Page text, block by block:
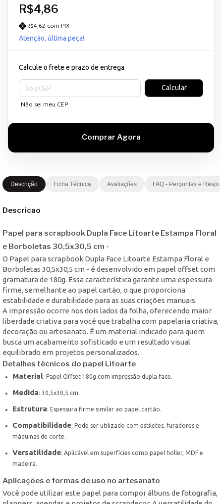
R$4,86
R$4,62 com PIX
Atenção, última peça!
Calcule o frete e prazo de entrega
Entregas para o CEP:
Calcular
Não sei meu CEP
Descrição Ficha Técnica Avaliações FAQ - Perguntas e
Descricao
Papel para scrapbook Dupla Face Litoarte Estampa Floral
e Borboletas 30,5x30,5 cm -
O Papel para scrapbook Dupla Face Litoarte Estampa Floral e
Borboletas 30,5x30,5 cm - é desenvolvido em papel offset com
gramatura de 180g. Essa característica garante uma espessura
firme, semelhante ao papel cartão, o que proporciona
estabilidade e durabilidade para as suas criações manuais.
A impressão ocorre nos dois lados da folha, oferecendo maior
liberdade criativa para você que trabalha com papelaria criativa,
decoração ou artesanato. É um material indicado para quem
busca um acabamento sofisticado e um resultado visual
equilibrado em projetos personalizados.
Detalhes técnicos do papel Litoarte
Material: Papel Offset 180g com impressão dupla face.
Medida: 30,5x30,5 cm.
Estrutura: Espessura firme similar ao papel cartão.
Compatibilidade: Pode ser utilizado com estiletes, furadores e
máquinas de corte.
Versatilidade: Aplicável em superfícies como papel holler, MDF e
madeira.
Aplicações e formas de uso no artesanato
Você pode utilizar este papel para compor álbuns de fotografia,